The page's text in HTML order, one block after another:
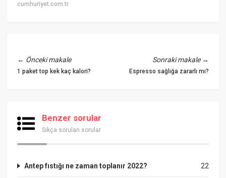
cumhuriyet.com.tr
← Önceki makale
1 paket top kek kaç kalori?
Sonraki makale→
Espresso sağlığa zararlı mı?
Benzer sorular
Sıkça sorulan sorular
22
Antep fıstığı ne zaman toplanır 2022?